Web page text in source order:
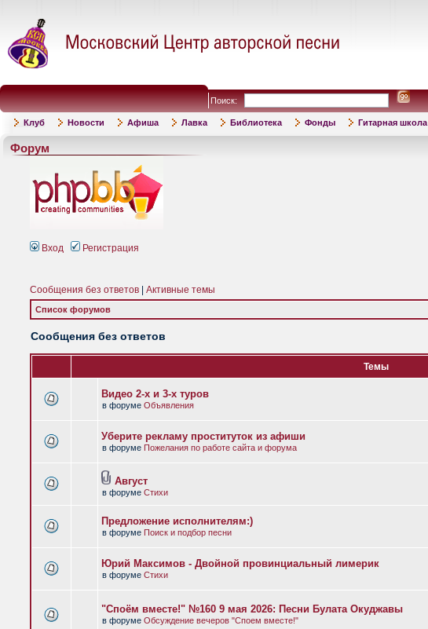
Поиск:
Клуб Новости Афиша Лавка Библиотека Фонды Гитарная школа
Форум
Вход Регистрация
Сообщения без ответов Активные темы
Список форумов
Сообщения без ответов
Темы
Видео 2-х и 3-х туров
в форуме Объявления
Уберите рекламу проституток из афиши
в форуме Пожелания по работе сайта и форума
Август
в форуме Стихи
Предложение исполнителям:)
в форуме Поиск и подбор песни
Юрий Максимов - Двойной провинциальный лимерик
в форуме Стихи
"Споём вместе!" №160 9 мая 2026: Песни Булата Окуджавы
в форуме Обсуждение вечеров "Споем вместе!"